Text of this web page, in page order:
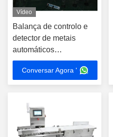
Vídeo
Balança de controlo e
detector de metais
automáticos
combinados com alarme
da luz/som
Conversar Agora '